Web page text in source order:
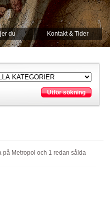
du Kontakt & Tider
Utför sökning
på Metropol och 1 redan sålda